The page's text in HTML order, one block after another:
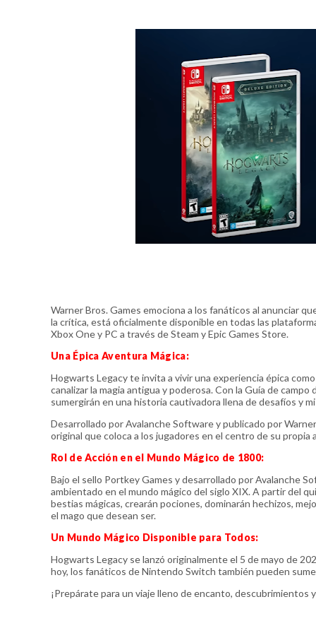
Warner Bros. Games emociona a los fanáticos al anunciar
la crítica, está oficialmente disponible en todas las
Xbox One y PC a través de Steam y Epic Games Store.
Una Épica Aventura Mágica:
Hogwarts Legacy te invita a vivir una experiencia épica
canalizar la magia antigua y poderosa. Con la Guía de
sumergirán en una historia cautivadora llena de desafíos y
Desarrollado por Avalanche Software y publicado por
original que coloca a los jugadores en el centro de su propia
Rol de Acción en el Mundo Mágico de 1800:
Bajo el sello Portkey Games y desarrollado por Avalanche
ambientado en el mundo mágico del siglo XIX. A partir del
bestias mágicas, crearán pociones, dominarán hechizos,
el mago que desean ser.
Un Mundo Mágico Disponible para Todos:
Hogwarts Legacy se lanzó originalmente el 5 de mayo de
hoy, los fanáticos de Nintendo Switch también pueden
¡Prepárate para un viaje lleno de encanto,